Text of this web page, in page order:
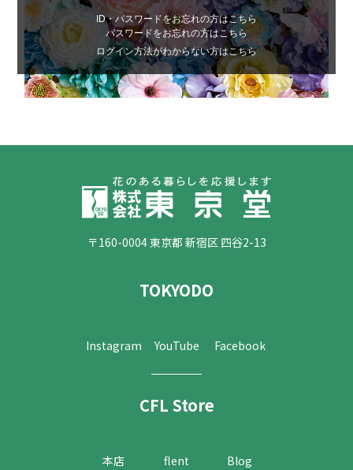
ID・パスワードをお忘れの方はこちら
パスワードをお忘れの方はこちら
ログイン方法がわからない方はこちら
〒160-0004 東京都 新宿区 四谷2-13
TOKYODO
Instagram YouTube Facebook
CFL Store
本店 flent Blog